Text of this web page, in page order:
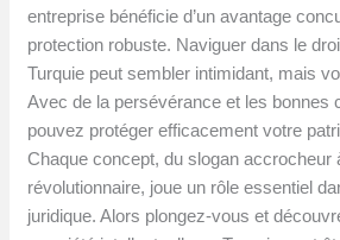
entreprise bénéficie d’un avantage
protection robuste. Naviguer dans le
Turquie peut sembler intimidant, mais
Avec de la persévérance et les bonnes
pouvez protéger efficacement votre
Chaque concept, du slogan accrocheur
révolutionnaire, joue un rôle essentiel
juridique. Alors plongez-vous et